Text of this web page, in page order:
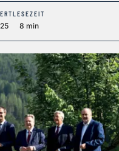
LESEZEIT
8 min